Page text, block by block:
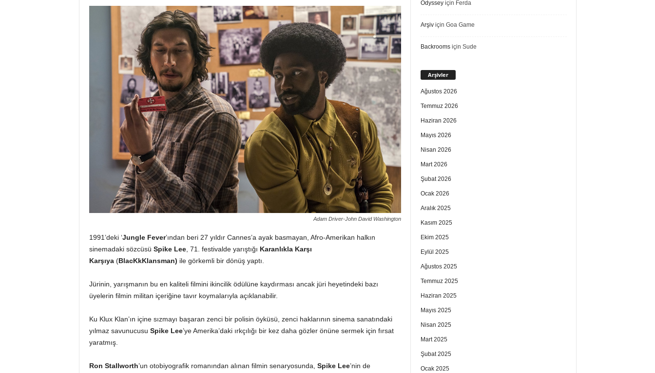
Adam Driver-John David Washington
1991’deki ‘Jungle Fever’ından beri 27 yıldır Cannes’a ayak basmayan, Afro-Amerikan halkın
sinemadaki sözcüsü Spike Lee, 71. festivalde yarıştığı Karanlıkla Karşı
Karşıya(BlacKkKlansman) ile görkemli bir dönüş yaptı.
Jürinin, yarışmanın bu en kaliteli filmini ikincilik ödülüne kaydırması ancak jüri heyetindeki bazı
üyelerin filmin militan içeriğine tavır koymalarıyla açıklanabilir.
Ku Klux Klan’ın içine sızmayı başaran zenci bir polisin öyküsü, zenci haklarının sinema sanatındaki
yılmaz savunucusu Spike Lee’ye Amerika’daki ırkçılığı bir kez daha gözler önüne sermek için fırsat
yaratmış.
Ron Stallworth’un otobiyografik romanından alınan filmin senaryosunda, Spike Lee’nin de
Odysseyiçin Ferda
Arşiviçin Goa Game
Backroomsiçin Sude
Arşivler
Ağustos 2026
Temmuz 2026
Haziran 2026
Mayıs 2026
Nisan 2026
Mart 2026
Şubat 2026
Ocak 2026
Aralık 2025
Kasım 2025
Ekim 2025
Eylül 2025
Ağustos 2025
Temmuz 2025
Haziran 2025
Mayıs 2025
Nisan 2025
Mart 2025
Şubat 2025
Ocak 2025